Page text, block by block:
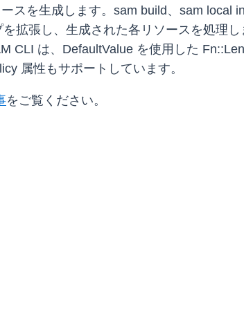
スを生成します。sam build、sam local
拡張し、生成された各リソースを処理
は、DefaultValue を使用した
属性もサポートしています。
をご覧ください。